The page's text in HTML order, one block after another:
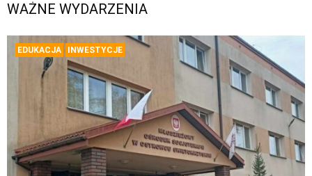
WAŻNE WYDARZENIA
EDUKACJA INWESTYCJE